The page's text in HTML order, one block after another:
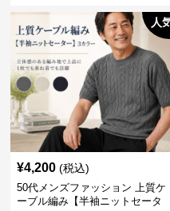
人
¥4,200 (税込)
50代メンズファッション 上質ケ
ーブル編み【半袖ニットセータ